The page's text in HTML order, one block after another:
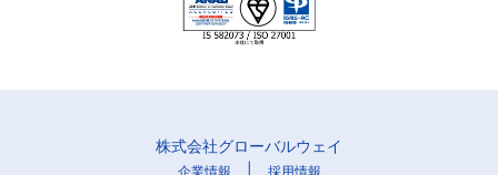
株式会社グローバルウェイ
企業情報 採用情報